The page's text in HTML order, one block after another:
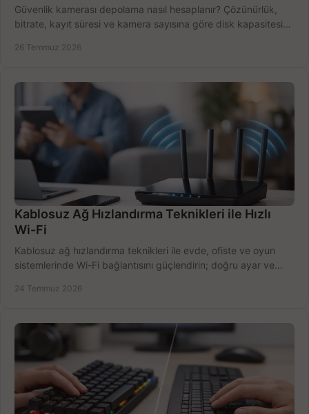
Güvenlik kamerası depolama nasıl hesaplanır? Çözünürlük,
bitrate, kayıt süresi ve kamera sayısına göre disk kapasitesini
26 Temmuz 2026
Kablosuz Ağ Hızlandırma Teknikleri ile Hızlı
Wi-Fi
Kablosuz ağ hızlandırma teknikleri ile evde, ofiste ve oyun
sistemlerinde Wi-Fi bağlantısını güçlendirin; doğru ayar ve
24 Temmuz 2026